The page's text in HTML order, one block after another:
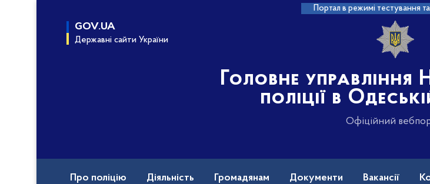
Портал в режимі тестування
GOV.UA
Державні сайти України
Головне управління
поліції в
Офіційний
Про поліцію Діяльність Громадянам Документи Вакансії